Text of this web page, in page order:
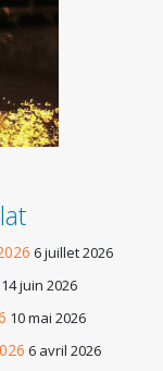
6 juillet 2026
14 juin 2026
10 mai 2026
6 avril 2026